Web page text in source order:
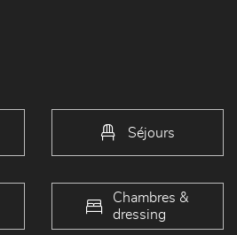
Séjours
Chambres &
dressing